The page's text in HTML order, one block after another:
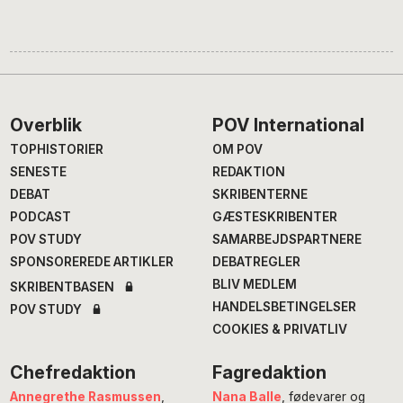
Footer
Overblik
TOPHISTORIER
SENESTE
DEBAT
PODCAST
POV STUDY
SPONSOREREDE ARTIKLER
SKRIBENTBASEN
POV STUDY
POV International
OM POV
REDAKTION
SKRIBENTERNE
GÆSTESKRIBENTER
SAMARBEJDSPARTNERE
DEBATREGLER
BLIV MEDLEM
HANDELSBETINGELSER
COOKIES & PRIVATLIV
Chefredaktion
Annegrethe Rasmussen,
Fagredaktion
Nana Balle, fødevarer og